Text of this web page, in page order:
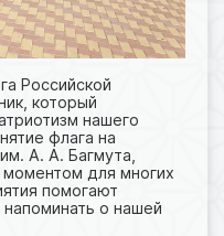
Российской
который
нашего
флага на
А. А. Багмута,
для многих
помогают
о нашей